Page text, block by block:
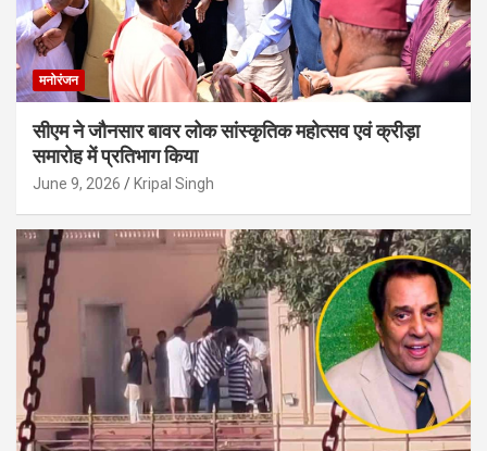
मनोरंजन
सीएम ने जौनसार बावर लोक सांस्कृतिक महोत्सव एवं क्रीड़ा
समारोह में प्रतिभाग किया
June 9, 2026 Kripal Singh